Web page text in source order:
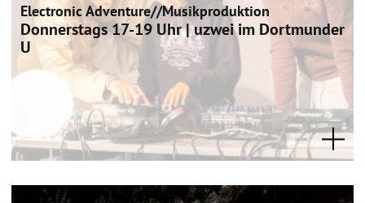
Electronic Adventure//Musikproduktion
Donnerstags 17-19 Uhr | uzwei im Dortmunder
U